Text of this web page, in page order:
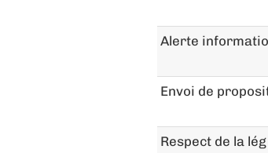
Alerte
Envoi de
Respect de la